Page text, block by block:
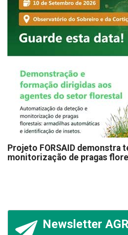
Projeto FORSAID demonstra
monitorização de pragas
Newsletter